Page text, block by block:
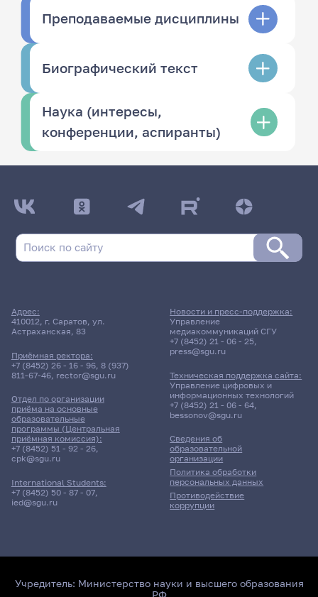
Преподаваемые дисциплины
Биографический текст
Наука (интересы,
конференции, аспиранты)
Адрес:
410012, г. Саратов, ул.
Астраханская, 83
Приёмная ректора:
+7 (8452) 26 - 16 - 96, 8 (937)
811-67-46, rector@sgu.ru
Отдел по организации
приёма на основные
образовательные
программы (Центральная
приёмная комиссия):
+7 (8452) 51 - 92 - 26,
cpk@sgu.ru
International Students:
+7 (8452) 50 - 87 - 07,
ied@sgu.ru
Сведения об
образовательной
организации
Политика обработки
персональных данных
Противодействие
коррупции
Новости и пресс-поддержка:
Управление
медиакоммуникаций СГУ
+7 (8452) 21 - 06 - 25,
press@sgu.ru
Техническая поддержка сайта:
Управление цифровых и
информационных технологий
+7 (8452) 21 - 06 - 64,
bessonov@sgu.ru
Учредитель: Министерство науки и высшего образования